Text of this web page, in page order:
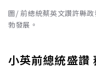
圖/ 前總統蔡英文讚許縣
勃發展。
小英前總統盛讚